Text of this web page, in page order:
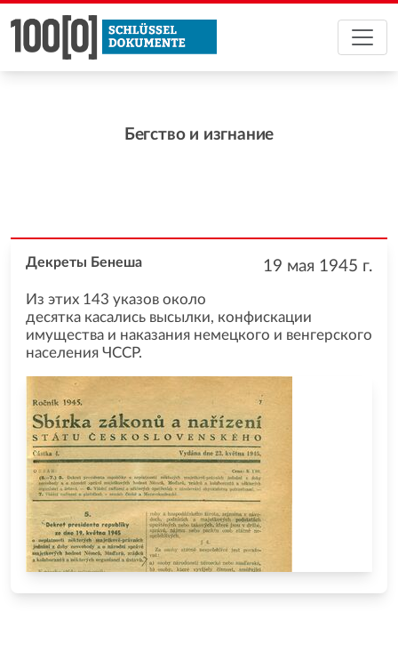
Бегство и изгнание
19 мая 1945 г.
Декреты Бенеша
Из этих 143 указов около
десятка касались высылки, конфискации
имущества и наказания немецкого и венгерского
населения ЧССР.